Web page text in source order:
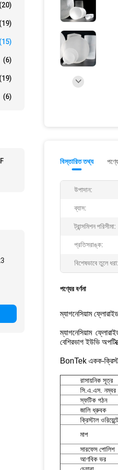
(20)
(19)
(15)
(6)
(19)
(6)
বিস্তারিত তথ্য
উপাদান:
ব্যাস:
ট্রান্সমিশন পরিসীমা:
প্রতিসরাঙ্ক:
বিশেষভাবে তুলে ধরা:
পণ্যের বর্ণনা
ম্যাগনেসিয়াম
ম্যাগনেসিয়াম
বেশিরভাগ ইউভি
BonTek একক-
রাসায়নিক সূত্র
সি.এ.এস. নম্বর
স্ফটিক গঠন
জালি ধ্রুবক
ক্রিস্টাল
মাপ
সারফেস পোলিশ
আণবিক ভর